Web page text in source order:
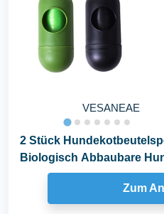
VESANEAE
2 Stück
Biologisch Abbaubare
Kotbeutelspender...
Zum